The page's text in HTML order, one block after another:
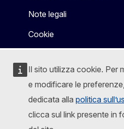
Il sito utilizza cookie. Per
e modificare le
dedicata alla politica
clicca sul link presente in
Note legali
Cookie